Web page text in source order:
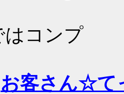
はコンプ
お客さん☆て